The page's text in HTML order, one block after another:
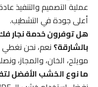
أعلى جودة في التشطيب.
هل توفرون خدمة نجار
بالشارقة؟نعم، نحن نغطي
مويلح، الخان، والمجاز،
ما نوع الخشب الأفضل